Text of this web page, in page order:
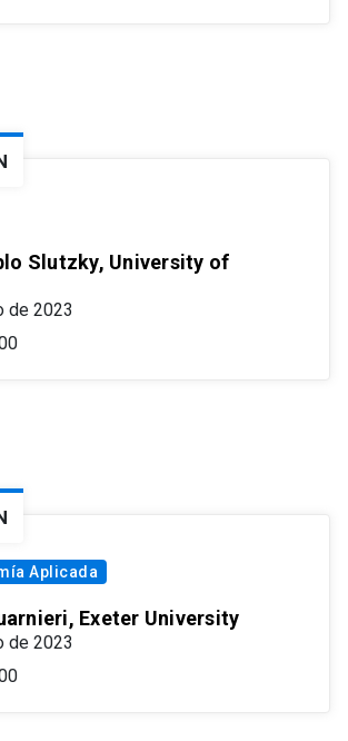
Slutzky, University of
de 2023
Aplicada
Exeter University
de 2023